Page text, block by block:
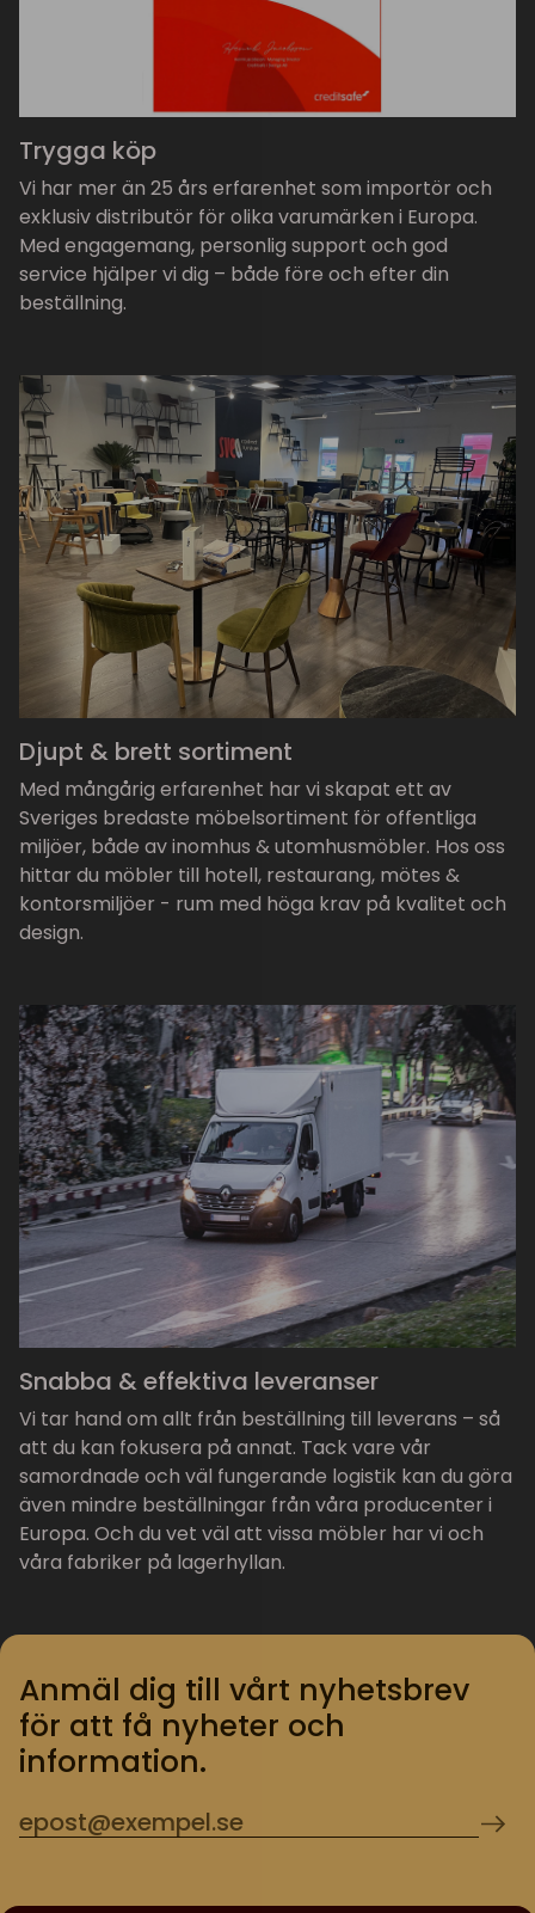
Trygga köp
Vi har mer än 25 års erfarenhet som importör och
exklusiv distributör för olika varumärken i Europa.
Med engagemang, personlig support och god
service hjälper vi dig – både före och efter din
beställning.
Djupt & brett sortiment
Med mångårig erfarenhet har vi skapat ett av
Sveriges bredaste möbelsortiment för offentliga
miljöer, både av inomhus & utomhusmöbler. Hos oss
hittar du möbler till hotell, restaurang, mötes &
kontorsmiljöer - rum med höga krav på kvalitet och
design.
Snabba & effektiva leveranser
Vi tar hand om allt från beställning till leverans – så
att du kan fokusera på annat. Tack vare vår
samordnade och väl fungerande logistik kan du göra
även mindre beställningar från våra producenter i
Europa. Och du vet väl att vissa möbler har vi och
våra fabriker på lagerhyllan.
Anmäl dig till vårt nyhetsbrev
för att få nyheter och
information.